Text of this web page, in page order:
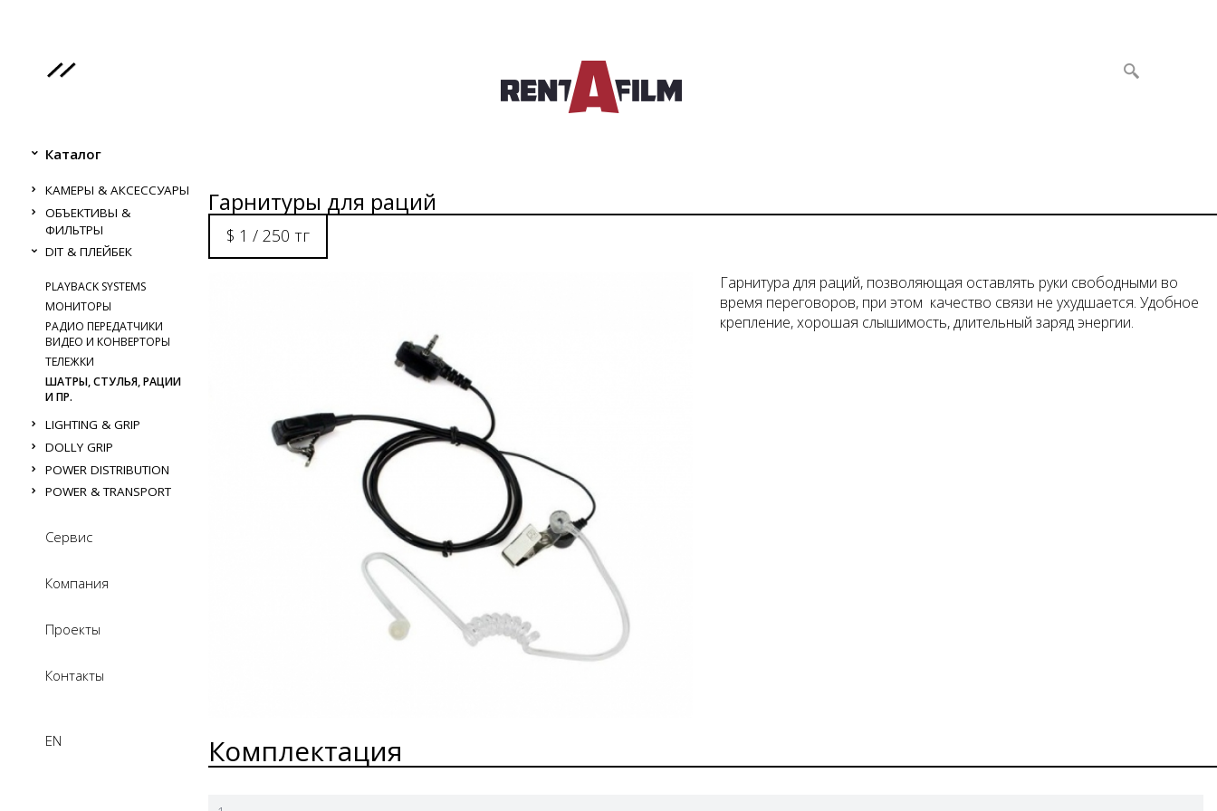
Каталог
КАМЕРЫ & АКСЕССУАРЫ
ОБЪЕКТИВЫ &
ФИЛЬТРЫ
DIT & ПЛЕЙБЕК
PLAYBACK SYSTEMS
МОНИТОРЫ
РАДИО ПЕРЕДАТЧИКИ
ВИДЕО И КОНВЕРТОРЫ
ТЕЛЕЖКИ
ШАТРЫ, СТУЛЬЯ, РАЦИИ
И ПР.
LIGHTING & GRIP
DOLLY GRIP
POWER DISTRIBUTION
POWER & TRANSPORT
Сервис
Компания
Проекты
Контакты
EN
Гарнитуры для раций
$ 1 / 250 тг
Гарнитура для раций, позволяющая оставлять руки свободными во
время переговоров, при этом качество связи не ухудшается. Удобное
крепление, хорошая слышимость, длительный заряд энергии.
Комплектация